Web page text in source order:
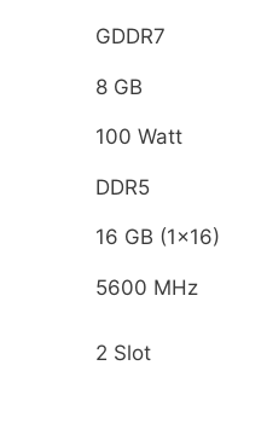
GDDR7
8 GB
100 Watt
DDR5
16 GB (1x16)
5600 MHz
2 Slot